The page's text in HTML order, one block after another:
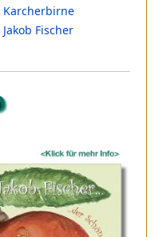
Karcherbirne
Jakob Fischer